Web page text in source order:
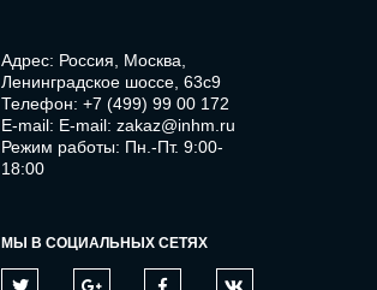
Адрес: Россия, Москва,
Ленинградское шоссе, 63с9
Телефон: +7 (499) 99 00 172
E-mail: E-mail: zakaz@inhm.ru
Режим работы: Пн.-Пт. 9:00-
18:00
МЫ В СОЦИАЛЬНЫХ СЕТЯХ